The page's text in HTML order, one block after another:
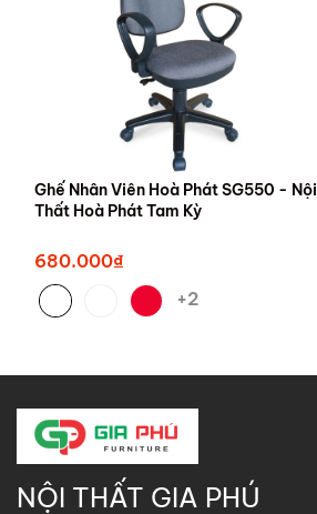
Ghế Nhân Viên Hoà Phát SG550 - Nội
Thất Hoà Phát Tam Kỳ
680.000₫
+2
NỘI THẤT GIA PHÚ